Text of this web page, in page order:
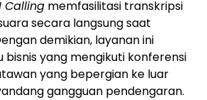
Calling memfasilitasi transkripsi
secara langsung saat
demikian, layanan ini
yang mengikuti konferensi
yang bepergian ke luar
gangguan pendengaran.